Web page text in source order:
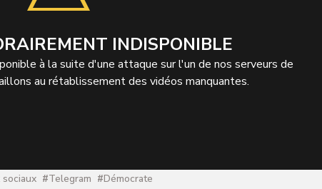
INDISPONIBLE
à la suite d'une attaque sur l'un de nos serveurs de
au rétablissement des vidéos manquantes.
sociaux #Telegram #Démocrate